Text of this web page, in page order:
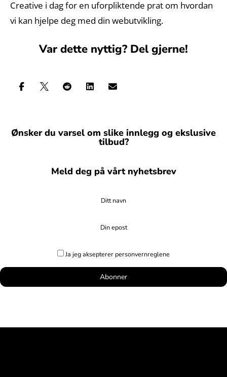
Creative i dag for en uforpliktende prat om hvordan
vi kan hjelpe deg med din webutvikling.
Var dette nyttig? Del gjerne!
    
Ønsker du varsel om slike innlegg og ekslusive
tilbud?
Meld deg på vårt nyhetsbrev
Ditt navn
Din epost
Ja jeg aksepterer personvernreglene